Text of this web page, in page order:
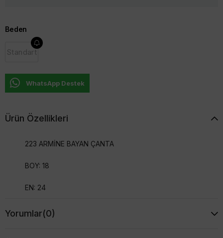
Beden
Standart
WhatsApp Destek
Ürün Özellikleri
223 ARMİNE BAYAN ÇANTA
BOY: 18
EN: 24
Yorumlar(0)